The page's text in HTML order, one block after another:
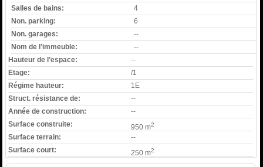
Salles de bains:
4
Non. parking:
6
Non. garages:
--
Nom de l’immeuble:
--
Hauteur de l’espace:
--
Etage:
/1
Régime hauteur:
1E
Struct. résistance de:
--
Année de construction:
--
Surface construite:
950 m2
Surface terrain:
--
Surface court:
250 m2